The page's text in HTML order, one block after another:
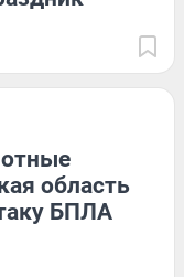
область
БПЛА